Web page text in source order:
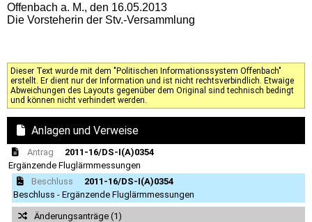
Offenbach a. M., den 16.05.2013
Die Vorsteherin der Stv.-Versammlung
Dieser Text wurde mit dem "Politischen Informationssystem Offenbach"
erstellt. Er dient nur der Information und ist nicht rechtsverbindlich. Etwaige
Abweichungen des Layouts gegenüber dem Original sind technisch bedingt
und können nicht verhindert werden.
Anlagen und Verweise
Antrag
2011-16/DS-I(A)0354
Ergänzende Fluglärmmessungen
Beschluss
2011-16/DS-I(A)0354
Beschluss - Ergänzende Fluglärmmessungen
Änderungsanträge (1)